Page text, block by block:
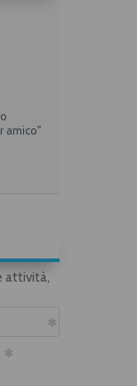
amico"
attività,